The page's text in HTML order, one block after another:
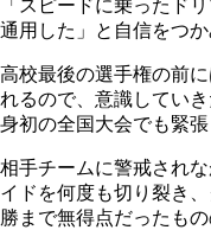
「スピードに乗ったド
通用した」と自信をつ
高校最後の選手権の前
れるので、意識してい
身初の全国大会でも緊
相手チームに警戒され
イドを何度も切り裂き
勝まで無得点だったも